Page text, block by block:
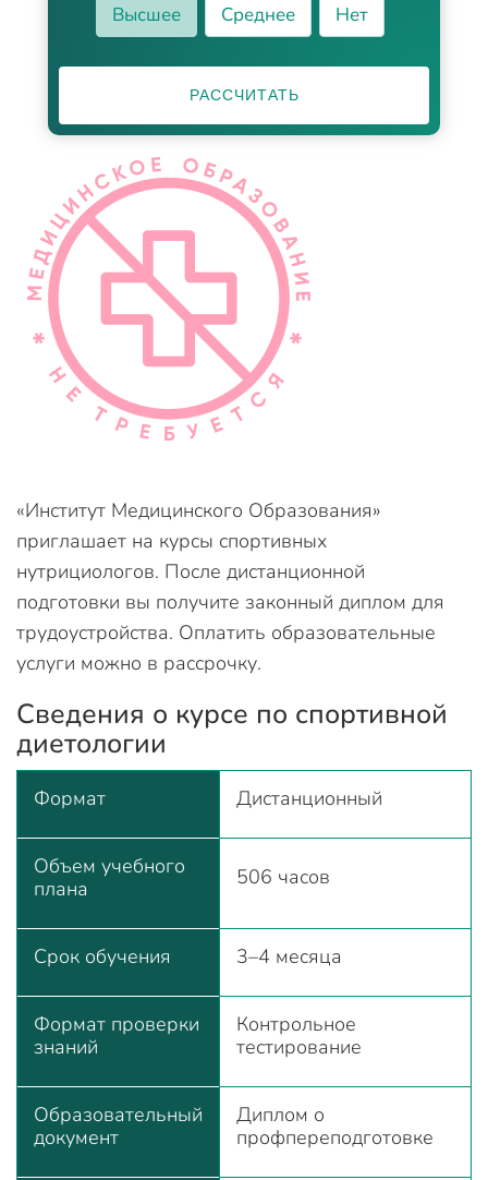
Высшее
Среднее Нет
РАССЧИТАТЬ
«Институт Медицинского Образования»
приглашает на курсы спортивных
нутрициологов. После дистанционной
подготовки вы получите законный диплом для
трудоустройства. Оплатить образовательные
услуги можно в рассрочку.
Сведения о курсе по спортивной
диетологии
Формат Дистанционный
Объем учебного
плана
506 часов
Срок обучения 3–4 месяца
Формат проверки
знаний
Контрольное
тестирование
Образовательный
документ
Диплом о
профпереподготовке